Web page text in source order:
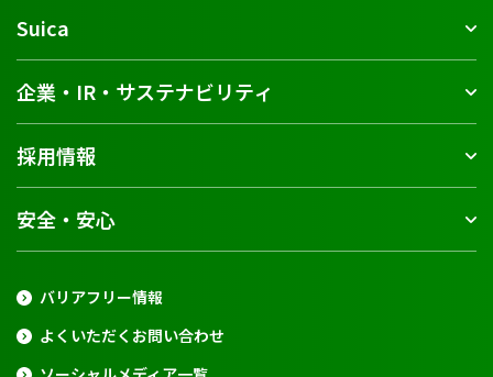
Suica
企業・IR・サステナビリティ
採用情報
安全・安心
バリアフリー情報
よくいただくお問い合わせ